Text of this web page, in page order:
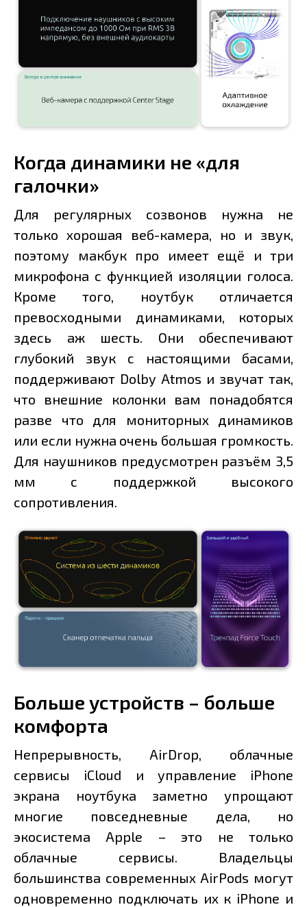
Когда динамики не «для
галочки»
Для регулярных созвонов нужна не
только хорошая веб-камера, но и звук,
поэтому макбук про имеет ещё и три
микрофона с функцией изоляции голоса.
Кроме того, ноутбук отличается
превосходными динамиками, которых
здесь аж шесть. Они обеспечивают
глубокий звук с настоящими басами,
поддерживают Dolby Atmos и звучат так,
что внешние колонки вам понадобятся
разве что для мониторных динамиков
или если нужна очень большая громкость.
Для наушников предусмотрен разъём 3,5
мм с поддержкой высокого
сопротивления.
Больше устройств – больше
комфорта
Непрерывность, AirDrop, облачные
сервисы iCloud и управление iPhone
экрана ноутбука заметно упрощают
многие повседневные дела, но
экосистема Apple – это не только
облачные сервисы. Владельцы
большинства современных AirPods могут
одновременно подключать их к iPhone и